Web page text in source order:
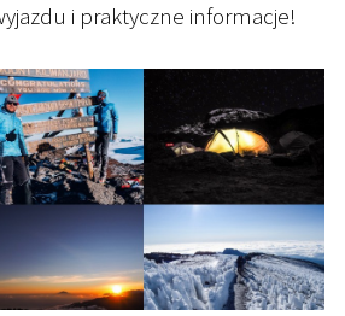
i praktyczne informacje!